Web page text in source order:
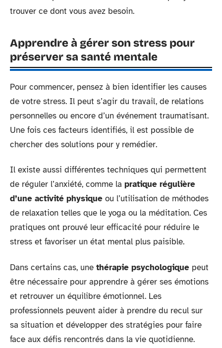
trouver ce dont vous avez besoin.
Apprendre à gérer son stress pour
préserver sa santé mentale
Pour commencer, pensez à bien identifier les causes
de votre stress. Il peut s’agir du travail, de relations
personnelles ou encore d’un événement traumatisant.
Une fois ces facteurs identifiés, il est possible de
chercher des solutions pour y remédier.
Il existe aussi différentes techniques qui permettent
de réguler l’anxiété, comme la pratique régulière
d’une activité physique ou l’utilisation de méthodes
de relaxation telles que le yoga ou la méditation. Ces
pratiques ont prouvé leur efficacité pour réduire le
stress et favoriser un état mental plus paisible.
Dans certains cas, une thérapie psychologique peut
être nécessaire pour apprendre à gérer ses émotions
et retrouver un équilibre émotionnel. Les
professionnels peuvent aider à prendre du recul sur
sa situation et développer des stratégies pour faire
face aux défis rencontrés dans la vie quotidienne.